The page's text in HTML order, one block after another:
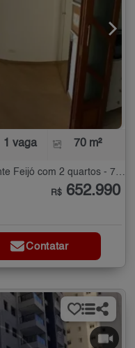
1 vaga 70 m²
Apartamento à Venda na Vila Regente Feijó com 2 quartos - 70 m²
R$ 652.990
Contatar